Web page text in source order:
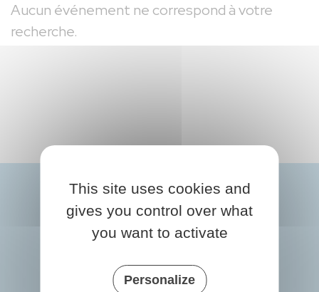
Aucun événement ne correspond à votre
recherche.
This site uses cookies and
gives you control over what
you want to activate
Personalize